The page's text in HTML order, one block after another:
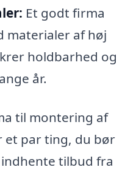
Et godt firma
materialer af høj
holdbarhed og
år.
til montering af
et par ting, du bør
tilbud fra